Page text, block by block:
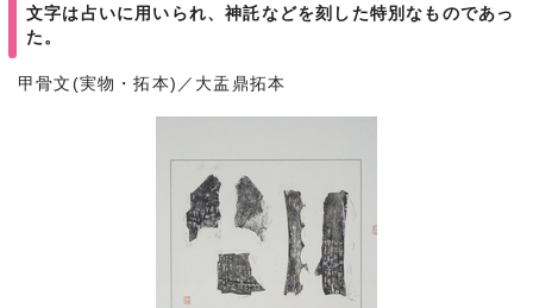
文字は占いに用いられ、神託などを刻した特別なものであっ
た。
甲骨文(実物・拓本)／大盂鼎拓本